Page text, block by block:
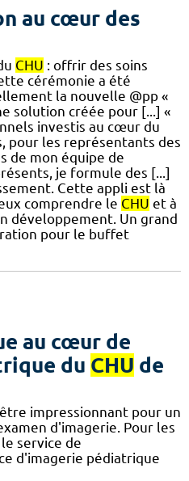
au cœur des
CHU : offrir des soins
cérémonie a été
la nouvelle @pp «
solution créée pour [...] «
investis au cœur du
pour les représentants des
de mon équipe de
je formule des [...]
Cette appli est là
comprendre le CHU et à
développement. Un grand
pour le buffet
au cœur de
du CHU de
impressionnant pour un
d'imagerie. Pour les
service de
d'imagerie pédiatrique